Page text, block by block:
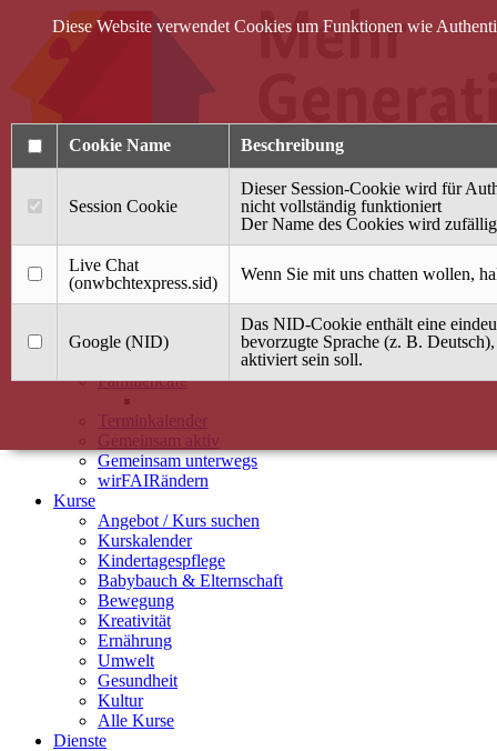
Anmelden
Startseite
Treffpunkt Jung & Alt
40 Jahre Mütterzentrum
Familiencafé
Terminkalender
Gemeinsam aktiv
Gemeinsam unterwegs
wirFAIRändern
Kurse
Angebot / Kurs suchen
Kurskalender
Kindertagespflege
Babybauch & Elternschaft
Bewegung
Kreativität
Ernährung
Umwelt
Gesundheit
Kultur
Alle Kurse
Dienste
Diese Website verwendet Cookies um Funktionen wie
Cookie Name Beschreibung
Session Cookie
Dieser Session-Cookie wird für
nicht vollständig funktioniert
Der Name des Cookies wird
Live Chat
(onwbchtexpress.sid)
Wenn Sie mit uns chatten wollen,
Google (NID)
Das NID-Cookie enthält eine
bevorzugte Sprache (z. B.
aktiviert sein soll.